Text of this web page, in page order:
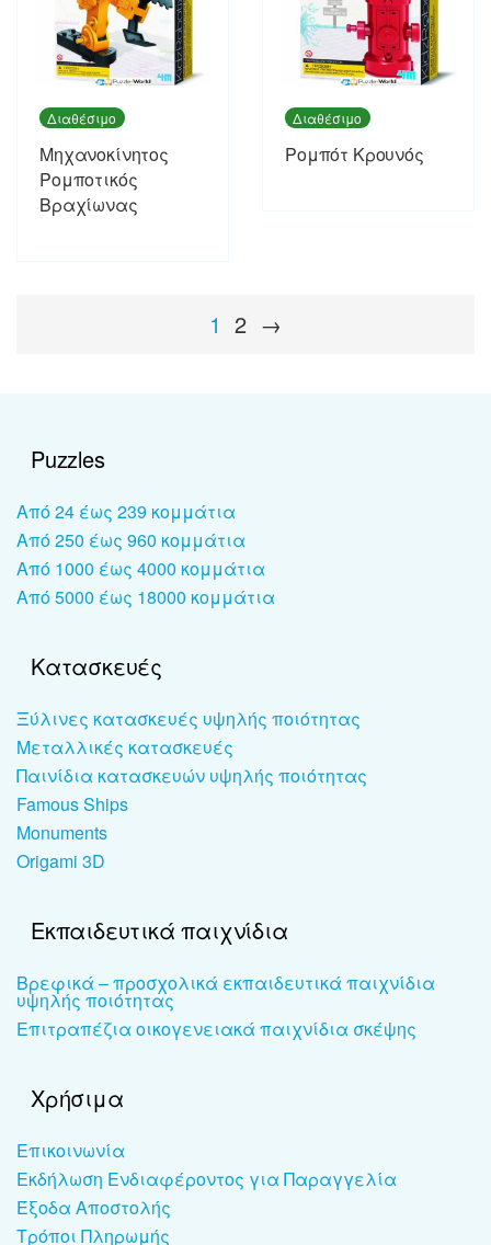
Διαθέσιμο
Μηχανοκίνητος
Ρομποτικός
Βραχίωνας
Διαθέσιμο
Ρομπότ Κρουνός
1 2 →
Puzzles
Από 24 έως 239 κομμάτια
Από 250 έως 960 κομμάτια
Από 1000 έως 4000 κομμάτια
Από 5000 έως 18000 κομμάτια
Κατασκευές
Ξύλινες κατασκευές υψηλής ποιότητας
Μεταλλικές κατασκευές
Παινίδια κατασκευών υψηλής ποιότητας
Famous Ships
Monuments
Origami 3D
Εκπαιδευτικά παιχνίδια
Βρεφικά – προσχολικά εκπαιδευτικά παιχνίδια
υψηλής ποιότητας
Επιτραπέζια οικογενειακά παιχνίδια σκέψης
Χρήσιμα
Επικοινωνία
Εκδήλωση Ενδιαφέροντος για Παραγγελία
Έξοδα Αποστολής
Τρόποι Πληρωμής